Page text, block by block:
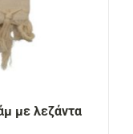
με λεζάντα